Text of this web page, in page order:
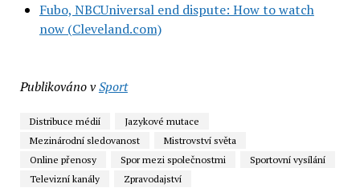
Fubo, NBCUniversal end dispute: How to watch
now (Cleveland.com)
Publikováno vSport
Distribuce médií
Jazykové mutace
Mezinárodní sledovanost
Mistrovství světa
Online přenosy
Spor mezi společnostmi
Sportovní vysílání
Televizní kanály
Zpravodajství